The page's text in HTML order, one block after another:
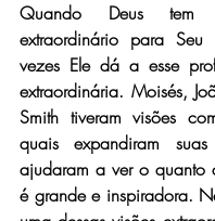
Quando Deus tem
extraordinário para Seu
vezes Ele dá a esse
extraordinária. Moisés,
Smith tiveram visões
quais expandiram
ajudaram a ver o quanto
é grande e inspiradora.